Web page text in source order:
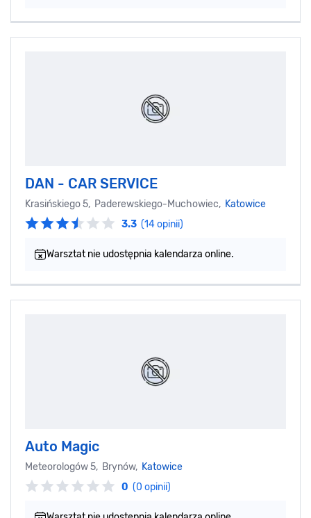
DAN - CAR SERVICE
Krasińskiego 5, Paderewskiego-Muchowiec, Katowice
3.3 (14 opinii)
Warsztat nie udostępnia kalendarza online.
Auto Magic
Meteorologów 5, Brynów, Katowice
0 (0 opinii)